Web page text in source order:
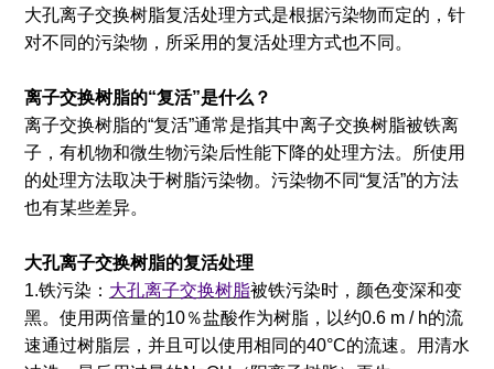
大孔离子交换树脂复活处理方式是根据污染物而定的，针
对不同的污染物，所采用的复活处理方式也不同。
离子交换树脂的“复活”是什么？
离子交换树脂的“复活”通常是指其中离子交换树脂被铁离
子，有机物和微生物污染后性能下降的处理方法。所使用
的处理方法取决于树脂污染物。污染物不同“复活”的方法
也有某些差异。
大孔离子交换树脂的复活处理
1.铁污染： 大孔离子交换树脂被铁污染时，颜色变深和变
黑。使用两倍量的10％盐酸作为树脂，以约0.6 m / h的流
速通过树脂层，并且可以使用相同的40°C的流速。用清水